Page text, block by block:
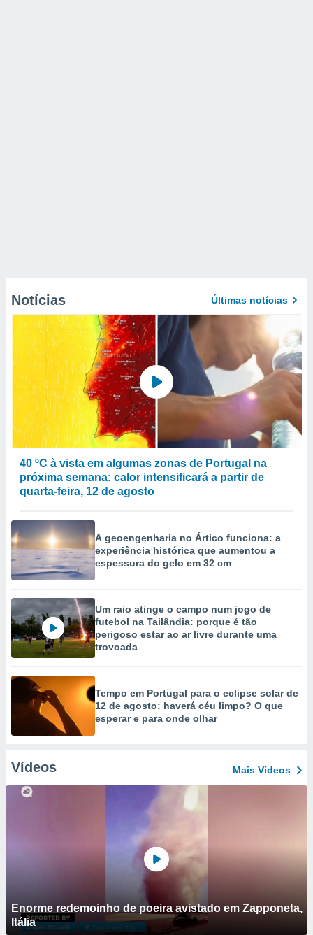
Notícias Últimas notícias
40 ºC à vista em algumas zonas de Portugal na
próxima semana: calor intensificará a partir de
quarta-feira, 12 de agosto
A geoengenharia no Ártico funciona: a
experiência histórica que aumentou a
espessura do gelo em 32 cm
Um raio atinge o campo num jogo de
futebol na Tailândia: porque é tão
perigoso estar ao ar livre durante uma
trovoada
Tempo em Portugal para o eclipse solar de
12 de agosto: haverá céu limpo? O que
esperar e para onde olhar
Vídeos Mais Vídeos
Enorme redemoinho de poeira avistado em Zapponeta,
Itália